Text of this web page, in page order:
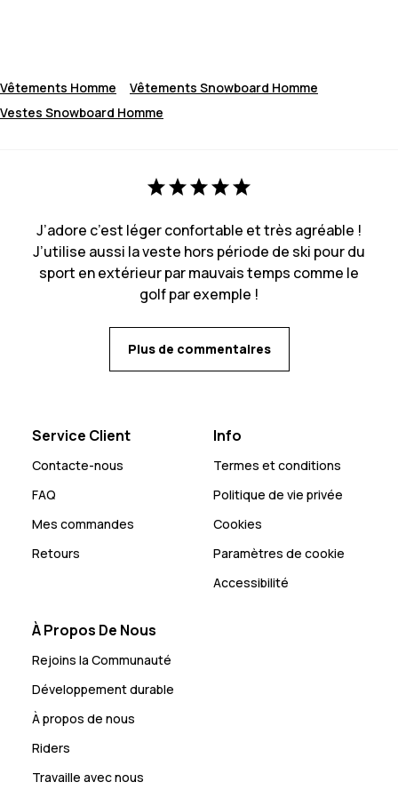
Vêtements Homme
Vêtements Snowboard Homme
Vestes Snowboard Homme
J’adore c’est léger confortable et très agréable !
J’utilise aussi la veste hors période de ski pour du
sport en extérieur par mauvais temps comme le
golf par exemple !
Plus de commentaires
Service Client
Contacte-nous
FAQ
Mes commandes
Retours
Info
Termes et conditions
Politique de vie privée
Cookies
Paramètres de cookie
Accessibilité
À Propos De Nous
Rejoins la Communauté
Développement durable
À propos de nous
Riders
Travaille avec nous